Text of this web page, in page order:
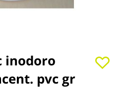
inodoro
pvc gr